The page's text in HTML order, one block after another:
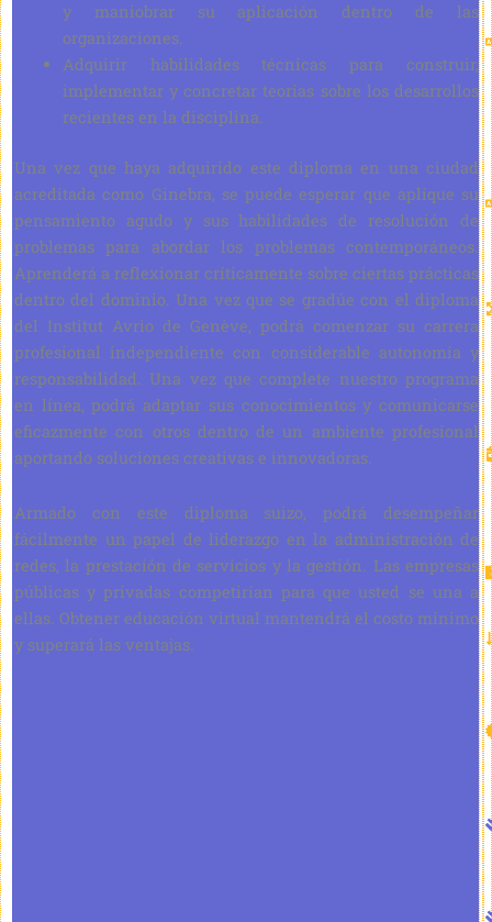
y maniobrar su aplicación dentro de las
organizaciones.
Adquirir habilidades técnicas para construir,
implementar y concretar teorías sobre los desarrollos
recientes en la disciplina.
Una vez que haya adquirido este diploma en una ciudad
acreditada como Ginebra, se puede esperar que aplique su
pensamiento agudo y sus habilidades de resolución de
problemas para abordar los problemas contemporáneos.
Aprenderá a reflexionar críticamente sobre ciertas prácticas
dentro del dominio. Una vez que se gradúe con el diploma
del Institut Avrio de Genève, podrá comenzar su carrera
profesional independiente con considerable autonomía y
responsabilidad. Una vez que complete nuestro programa
en línea, podrá adaptar sus conocimientos y comunicarse
eficazmente con otros dentro de un ambiente profesional
aportando soluciones creativas e innovadoras.
Armado con este diploma suizo, podrá desempeñar
fácilmente un papel de liderazgo en la administración de
redes, la prestación de servicios y la gestión. Las empresas
públicas y privadas competirían para que usted se una a
ellas. Obtener educación virtual mantendrá el costo mínimo
y superará las ventajas.